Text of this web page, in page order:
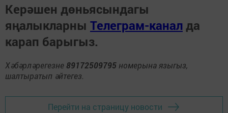
Керәшен дөньясындагы
яңалыкларны Телеграм-канал да
карап барыгыз.
Хәбәрләрегезне 89172509795 номерына языгыз,
шалтыратып әйтегез.
Перейти на страницу новости